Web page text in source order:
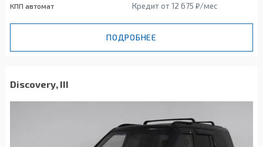
КПП автомат Кредит от 12 675 ₽/мес
ПОДРОБНЕЕ
Discovery, III